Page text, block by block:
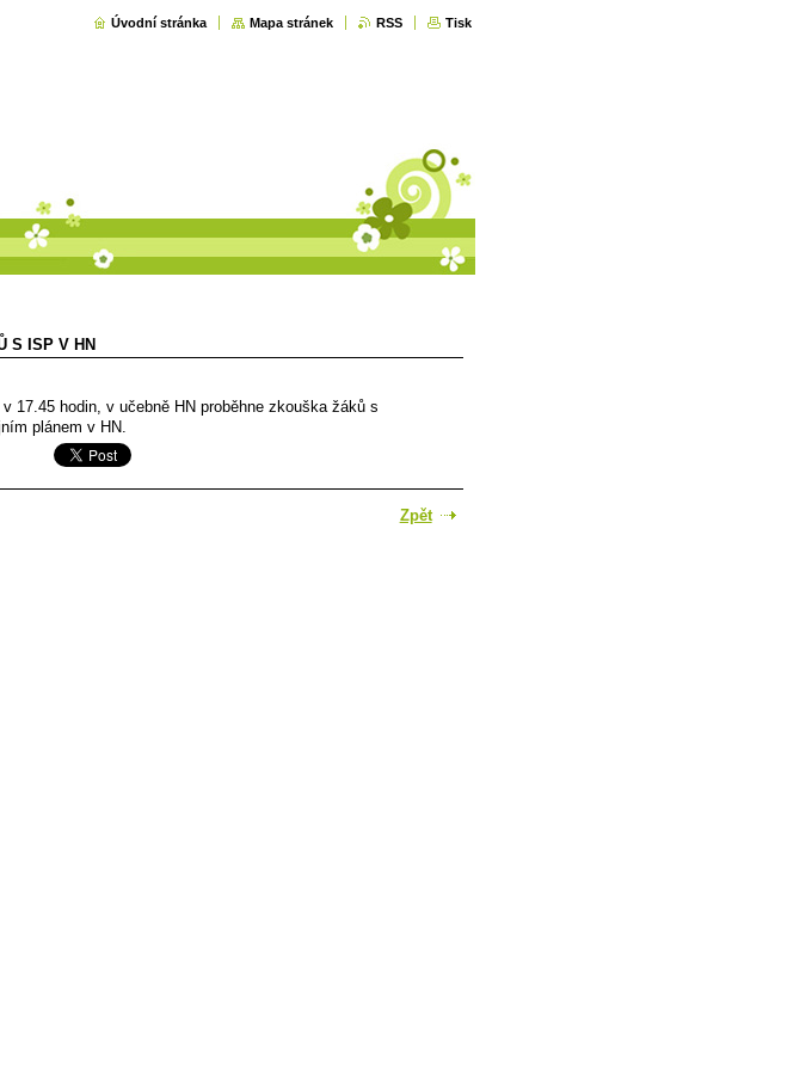
Úvodní stránka Mapa stránek RSS Tisk
S ISP V HN
17.45 hodin, v učebně HN proběhne zkouška žáků s
plánem v HN.
Zpět